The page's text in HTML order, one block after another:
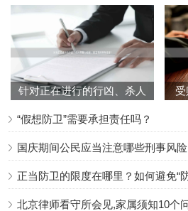
最后要提醒的是，法律鼓励公民在
的防卫措施，但反对以暴制暴。了
既能够保护自身合法权益，又能避
律。在面对暴力时，保持冷静、依
针对正在进行的行凶、杀人
规
受
“假想防卫”需要承担责任吗？
国庆期间公民应当注意哪些刑事风险
正当防卫的限度在哪里？如何避免“
北京律师看守所会见,家属须知10个